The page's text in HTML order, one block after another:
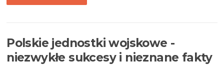
Polskie jednostki wojskowe -
niezwykłe sukcesy i nieznane fakty